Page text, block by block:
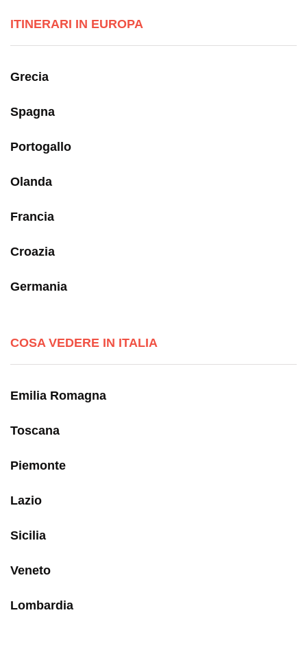
ITINERARI IN EUROPA
Grecia
Spagna
Portogallo
Olanda
Francia
Croazia
Germania
COSA VEDERE IN ITALIA
Emilia Romagna
Toscana
Piemonte
Lazio
Sicilia
Veneto
Lombardia